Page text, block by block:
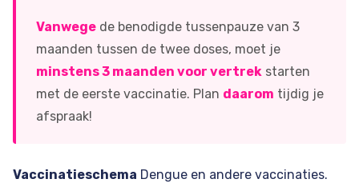
Vanwege de benodigde tussenpauze van 3
maanden tussen de twee doses, moet je
minstens 3 maanden voor vertrek starten
met de eerste vaccinatie. Plan daarom tijdig je
afspraak!
Vaccinatieschema Dengue en andere vaccinaties.